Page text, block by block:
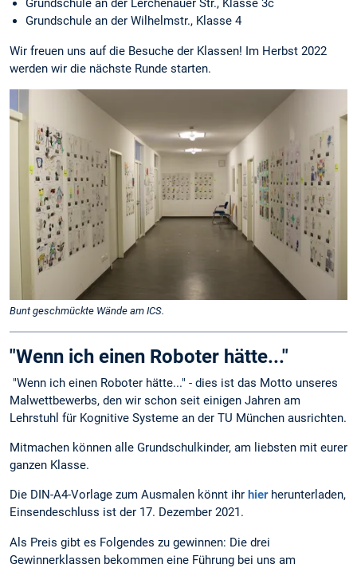
Grundschule an der Lerchenauer Str., Klasse 3c
Grundschule an der Wilhelmstr., Klasse 4
Wir freuen uns auf die Besuche der Klassen! Im Herbst 2022
werden wir die nächste Runde starten.
Bunt geschmückte Wände am ICS.
"Wenn ich einen Roboter hätte..."
"Wenn ich einen Roboter hätte..." - dies ist das Motto unseres
Malwettbewerbs, den wir schon seit einigen Jahren am
Lehrstuhl für Kognitive Systeme an der TU München ausrichten.
Mitmachen können alle Grundschulkinder, am liebsten mit eurer
ganzen Klasse.
Die DIN-A4-Vorlage zum Ausmalen könnt ihr hierherunterladen,
Einsendeschluss ist der 17. Dezember 2021.
Als Preis gibt es Folgendes zu gewinnen: Die drei
Gewinnerklassen bekommen eine Führung bei uns am